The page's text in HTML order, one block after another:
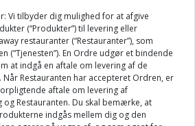
Vi tilbyder dig mulighed for at afgive
(“Produkter”) til levering eller
restauranter (“Restauranter”), som
(“Tjenesten”). En Ordre udgør et bindende
at indgå en aftale om levering af de
Restauranten har accepteret Ordren, er
aftale om levering af
Restauranten. Du skal bemærke, at
indgås mellem dig og den